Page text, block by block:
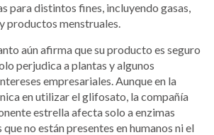
para distintos fines, incluyendo gasas,
productos menstruales.
aún afirma que su producto es seguro
perjudica a plantas y algunos
empresariales. Aunque en la
en utilizar el glifosato, la compañía
estrella afecta solo a enzimas
no están presentes en humanos ni el